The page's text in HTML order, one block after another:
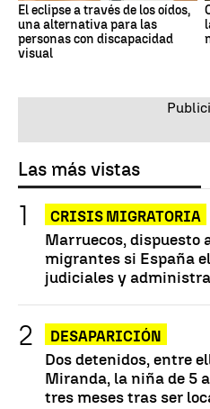
El eclipse a través de los oídos,
una alternativa para las
personas con discapacidad
visual
Las más vistas
CRISIS MIGRATORIA
Marruecos, dispuesto
migrantes si España
judiciales y
DESAPARICIÓN
Dos detenidos, entre
Miranda, la niña de 5
tres meses tras ser